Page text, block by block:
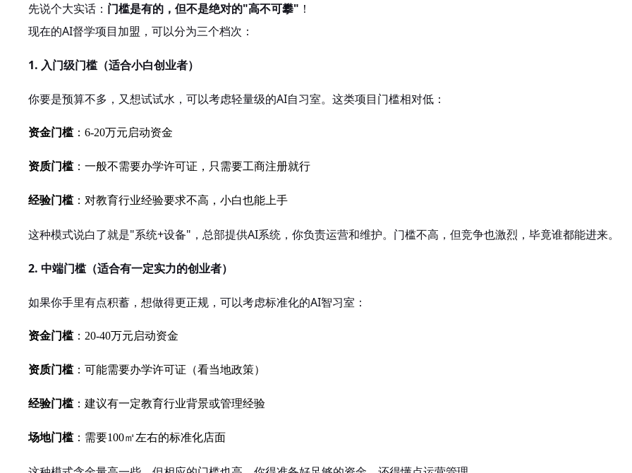
先说个大实话： 门槛是有的，但不是绝对的"高不可攀" ！
现在的AI督学项目加盟，可以分为三个档次：
1. 入门级门槛（适合小白创业者）
你要是预算不多，又想试试水，可以考虑轻量级的AI自习室。这类项目门槛相对低：
资金门槛：6-20万元启动资金
资质门槛：一般不需要办学许可证，只需要工商注册就行
经验门槛：对教育行业经验要求不高，小白也能上手
这种模式说白了就是"系统+设备"，总部提供AI系统，你负责运营和维护。门槛不高，但竞争也激烈，毕竟谁都能进来。
2. 中端门槛（适合有一定实力的创业者）
如果你手里有点积蓄，想做得更正规，可以考虑标准化的AI智习室：
资金门槛：20-40万元启动资金
资质门槛：可能需要办学许可证（看当地政策）
经验门槛：建议有一定教育行业背景或管理经验
场地门槛：需要100㎡左右的标准化店面